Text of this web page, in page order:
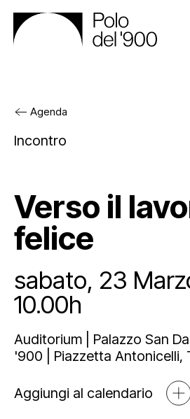
Il Polo del ‘900
Gli enti
Palazzo San
Affitta uno
Attività
Archivio e
Educational
Sostienici
Sostieni il Polo
Art Bonus
Partnership e
Agenda
Mediahub
Blog
Orari e contatti
Agenda
Incontro
Verso il
felice
sabato, 23
10.00h
Auditorium | Palazzo San
'900 | Piazzetta Antonicelli,
Aggiungi al calendario